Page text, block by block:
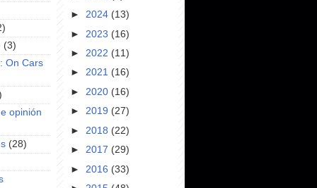
(3)
On Cars
opinión
(28)
► 2024 (13)
► 2023 (16)
► 2022 (11)
► 2021 (16)
► 2020 (16)
► 2019 (27)
► 2018 (22)
► 2017 (29)
► 2016 (33)